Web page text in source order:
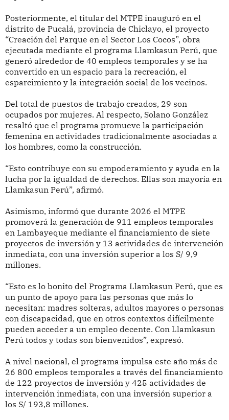
Posteriormente, el titular del MTPE inauguró en el
distrito de Pucalá, provincia de Chiclayo, el proyecto
“Creación del Parque en el Sector Los Cocos”, obra
ejecutada mediante el programa Llamkasun Perú, que
generó alrededor de 40 empleos temporales y se ha
convertido en un espacio para la recreación, el
esparcimiento y la integración social de los vecinos.
Del total de puestos de trabajo creados, 29 son
ocupados por mujeres. Al respecto, Solano González
resaltó que el programa promueve la participación
femenina en actividades tradicionalmente asociadas a
los hombres, como la construcción.
“Esto contribuye con su empoderamiento y ayuda en la
lucha por la igualdad de derechos. Ellas son mayoría en
Llamkasun Perú”, afirmó.
Asimismo, informó que durante 2026 el MTPE
promoverá la generación de 911 empleos temporales
en Lambayeque mediante el financiamiento de siete
proyectos de inversión y 13 actividades de intervención
inmediata, con una inversión superior a los S/ 9,9
millones.
“Esto es lo bonito del Programa Llamkasun Perú, que es
un punto de apoyo para las personas que más lo
necesitan: madres solteras, adultos mayores o personas
con discapacidad, que en otros contextos difícilmente
pueden acceder a un empleo decente. Con Llamkasun
Perú todos y todas son bienvenidos”, expresó.
A nivel nacional, el programa impulsa este año más de
26 800 empleos temporales a través del financiamiento
de 122 proyectos de inversión y 425 actividades de
intervención inmediata, con una inversión superior a
los S/ 193,8 millones.